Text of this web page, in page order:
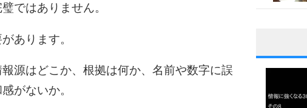
ではありません。
あります。
源はどこか、根拠は何か、名前や数字に誤
がないか。
1